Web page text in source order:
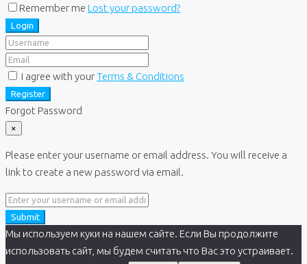
Remember me Lost your password?
Login
I agree with yourTerms & Conditions
Register
Forgot Password
×
Please enter your username or email address. You will receive a
link to create a new password via email.
Submit
Мы используем куки на нашем сайте. Если Вы продолжите
использовать сайт, мы будем считать что Вас это устраивает.